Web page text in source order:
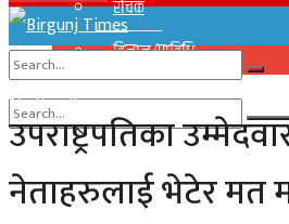
रोचक
विज्ञान/प्राविधि
No Result
View All Result
No Result
View All Result
उपराष्ट्रपतिका
नेताहरुलाई भेटेर मत